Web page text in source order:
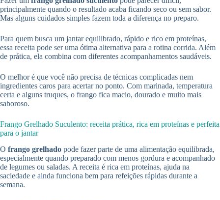
principalmente quando o resultado acaba ficando seco ou sem sabor.
Mas alguns cuidados simples fazem toda a diferença no preparo.
Para quem busca um jantar equilibrado, rápido e rico em proteínas,
essa receita pode ser uma ótima alternativa para a rotina corrida. Além
de prática, ela combina com diferentes acompanhamentos saudáveis.
O melhor é que você não precisa de técnicas complicadas nem
ingredientes caros para acertar no ponto. Com marinada, temperatura
certa e alguns truques, o frango fica macio, dourado e muito mais
saboroso.
Frango Grelhado Suculento: receita prática, rica em proteínas e perfeita
para o jantar
O frango grelhado pode fazer parte de uma alimentação equilibrada,
especialmente quando preparado com menos gordura e acompanhado
de legumes ou saladas. A receita é rica em proteínas, ajuda na
saciedade e ainda funciona bem para refeições rápidas durante a
semana.